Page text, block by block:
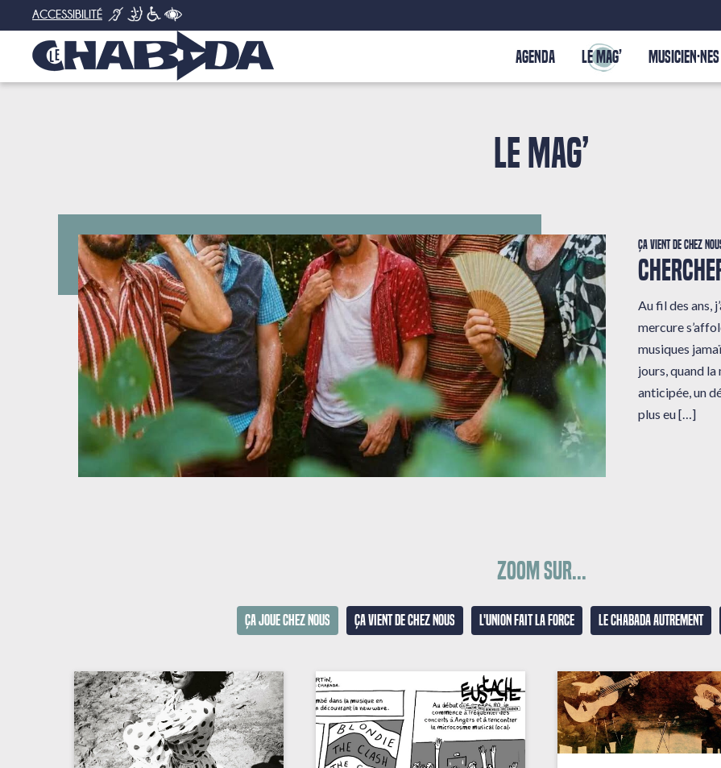
ACCESSIBILITÉ
AGENDA LE MAG’ MUSICIEN·NES
LE MAG’
Ça vient de chez
Au fil des ans,
mercure
musiques
jours, quand
anticipée, un
plus eu […]
Zoom sur...
Ça joue chez nous Ça vient de chez nous L'union fait la force Le Chabada autrement